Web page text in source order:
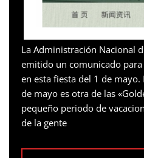
La Administración Nacional
emitido un comunicado
en esta fiesta del 1 de
de mayo es otra de las
pequeño periodo de
de la gente